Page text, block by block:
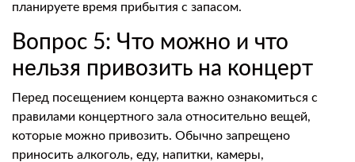
планируете время прибытия с запасом.
Вопрос 5: Что можно и что
нельзя привозить на концерт
Перед посещением концерта важно ознакомиться с
правилами концертного зала относительно вещей,
которые можно привозить. Обычно запрещено
приносить алкоголь, еду, напитки, камеры,